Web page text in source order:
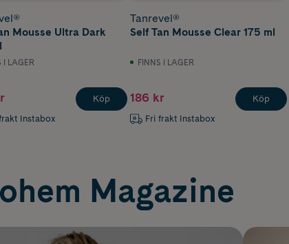
Mousse Ultra Dark
I LAGER
Instabox
Köp
Tanrevel®
Self Tan Mousse Clear 175 ml
FINNS I LAGER
186 kr
Fri frakt Instabox
Köp
Magazine